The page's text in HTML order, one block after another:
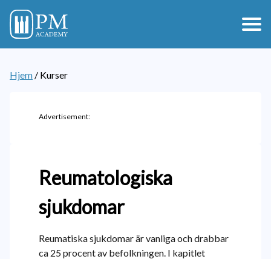
Hjem / Kurser
Advertisement:
Reumatologiska
sjukdomar
Reumatiska sjukdomar är vanliga och drabbar
ca 25 procent av befolkningen. I kapitlet